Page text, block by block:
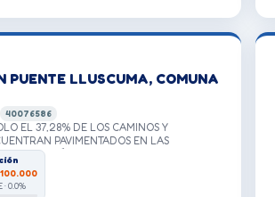
PUENTE LLUSCUMA, COMUNA
40076586
EL 37,28% DE LOS CAMINOS Y
PAVIMENTADOS EN LAS
LA REGIÓN, SIENDO EL MENOR NIVEL EL
DE GENERAL LAGOS.
· 0.0%